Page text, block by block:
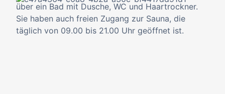
über ein Bad mit Dusche, WC und Haartrockner.
Sie haben auch freien Zugang zur Sauna, die
täglich von 09.00 bis 21.00 Uhr geöffnet ist.